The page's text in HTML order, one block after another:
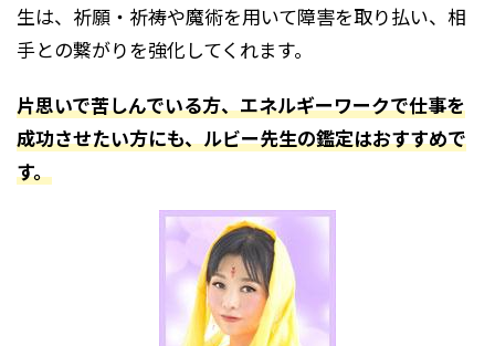
生は、祈願・祈祷や魔術を用いて障害を取り払い、相
手との繋がりを強化してくれます。
片思いで苦しんでいる方、エネルギーワークで仕事を
成功させたい方にも、ルビー先生の鑑定はおすすめで
す。